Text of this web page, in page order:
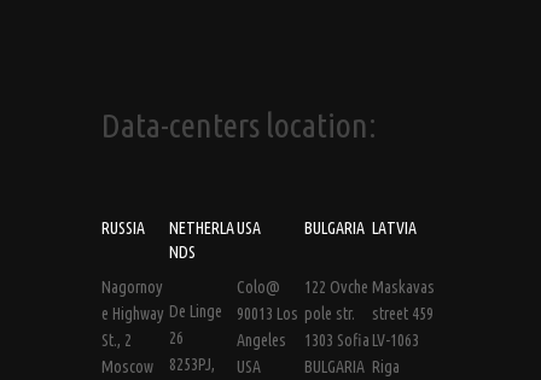
Data-centers location:
RUSSIA
Nagornoy
e Highway
St., 2
Moscow
NETHERLA
NDS
De Linge
26
8253PJ,
USA
Colo@
90013 Los
Angeles
USA
BULGARIA
122 Ovche
pole str.
1303 Sofia
BULGARIA
LATVIA
Maskavas
street 459
LV-1063
Riga